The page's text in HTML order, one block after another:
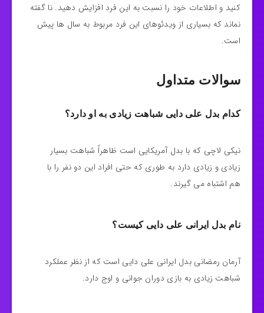
کنید و اطلاعات خود را نسبت به این فرد افزایش دهید. نا گفته
نماند که بسیاری از ویدئوهای این فرد مربوط به سال ها پیش
است.
سوالات متداول
کدام بدل علی دایی شباهت زیادی به او دارد؟
نیکی لاچی که با بدل آمریکایی است ظاهراً شباهت بسیار
زیادی و زیادی دارد به طوری که حتی افراد این دو نفر را با
هم اشتباه می گیرند.
نام بدل ایرانی علی دایی کیست؟
آرمان رمضانی بدل ایرانی علی دایی است که از نظر عملکرد
شباهت زیادی به بازی دوران جوانی و اوج دارد.